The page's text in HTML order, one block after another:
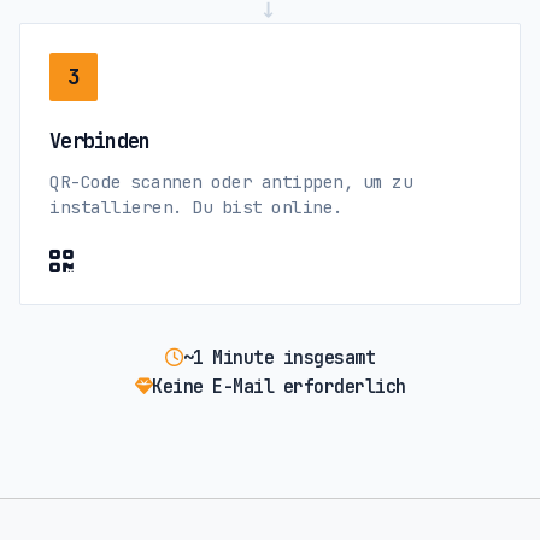
→
3
Verbinden
QR-Code scannen oder antippen, um zu
installieren. Du bist online.
~1 Minute insgesamt
Keine E-Mail erforderlich